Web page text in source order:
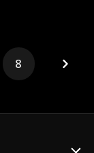
und sie
der
8